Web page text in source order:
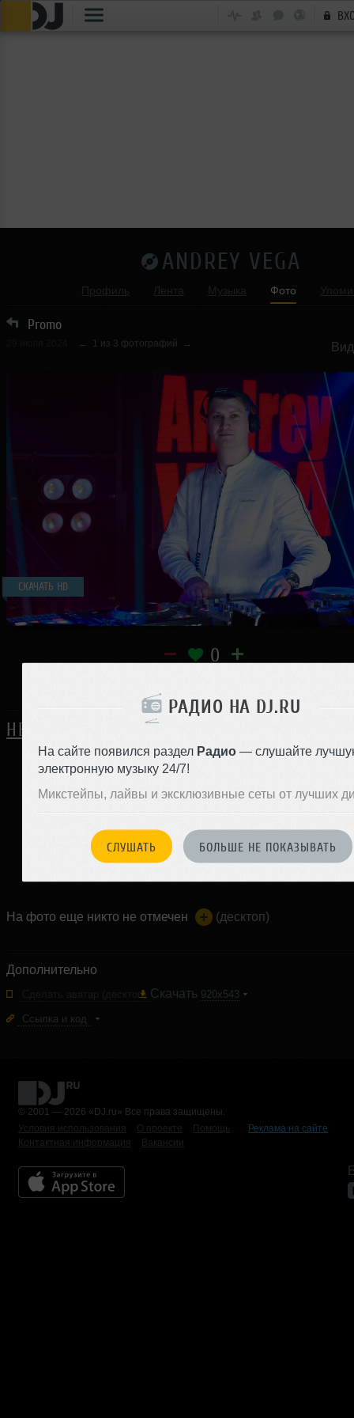
РАДИО НА DJ.RU
На сайте появился раздел Радио — слушайте
электронную музыку 24/7!
Микстейпы, лайвы и эксклюзивные сеты от лучших
СЛУШАТЬ БОЛЬШЕ НЕ ПОКАЗЫВАТЬ
ANDREY VEGA
Фото
Promo
← 1 из 3 фотографий →
СКАЧАТЬ HD
0
НЕТ ОТЗЫВОВ
ЗАРЕГИСТРИРУЙТЕСЬ
войдите на сайт
чтобы оставить комментарий
На фото еще никто не отмечен (десктоп)
Дополнительно
(десктоп)
Ссылка и код
Скачать 920x543
© 2001 — 2026 «DJ.ru» Все права защищены.
Условия использования
О проекте Помощь
Реклама на сайте
Контактная информация
Вакансии